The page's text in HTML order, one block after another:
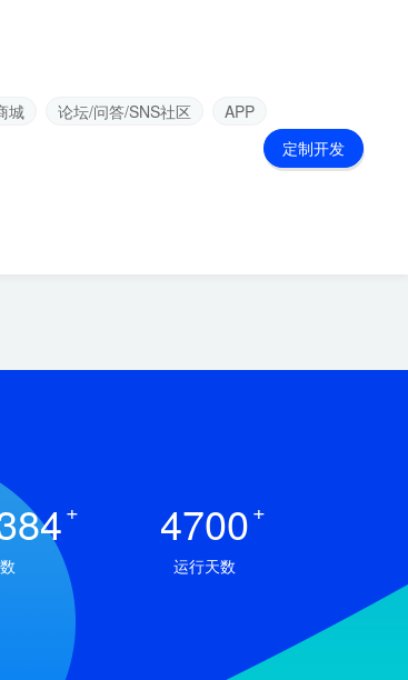
城 论坛/问答/SNS社区
APP
+ 4700+
运行天数
定制开发